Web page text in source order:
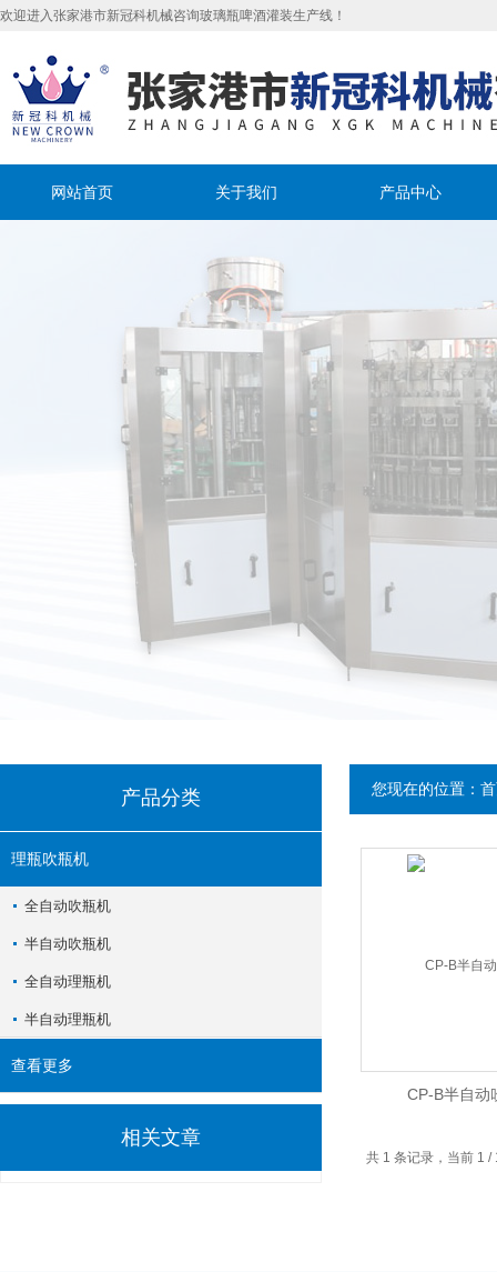
欢迎进入张家港市新冠科机械咨询玻璃瓶啤酒灌装生产线！
网站首页 关于我们 产品中心
产品分类
理瓶吹瓶机
全自动吹瓶机
半自动吹瓶机
全自动理瓶机
半自动理瓶机
查看更多
相关文章
您现在的位置：
CP-B半自动
共 1 条记录，当前 1